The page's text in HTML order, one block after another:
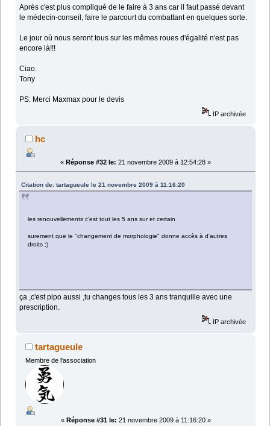
Après c'est plus compliqué de le faire à 3 ans car il faut passé devant
le médecin-conseil, faire le parcourt du combattant en quelques sorte.
Le jour où nous seront tous sur les mêmes roues d'égalité n'est pas
encore là!!!
Ciao.
Tony
PS: Merci Maxmax pour le devis
IP archivée
hc
« Réponse #32 le: 21 novembre 2009 à 12:54:28 »
Citation de: tartagueule le 21 novembre 2009 à 11:16:20
les renouvellements c'est tout les 5 ans sur et certain
surement que le "changement de morphologie" donne accès à d'autres
droits ;)
ça ,c'est pipo aussi ,tu changes tous les 3 ans tranquille avec une
prescription.
IP archivée
tartagueule
Membre de l'association
« Réponse #31 le: 21 novembre 2009 à 11:16:20 »